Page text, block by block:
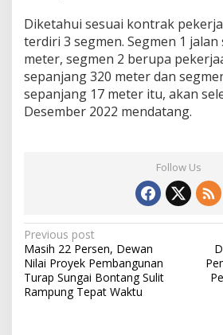
Diketahui sesuai kontrak
terdiri 3 segmen. Segmen 1
meter, segmen 2 berupa
sepanjang 320 meter dan
sepanjang 17 meter itu, akan
Desember 2022 mendatang.
Follow Us
P
o
s
t
Previous post
Masih 22 Persen, Dewan
Nilai Proyek Pembangunan
Turap Sungai Bontang Sulit
Rampung Tepat Waktu